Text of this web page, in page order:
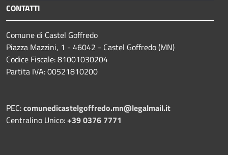
CONTATTI
Comune di Castel Goffredo
Piazza Mazzini, 1 - 46042 - Castel Goffredo (MN)
Codice Fiscale: 81001030204
Partita IVA: 00521810200
PEC:comunedicastelgoffredo.mn@legalmail.it
Centralino Unico:+39 0376 7771